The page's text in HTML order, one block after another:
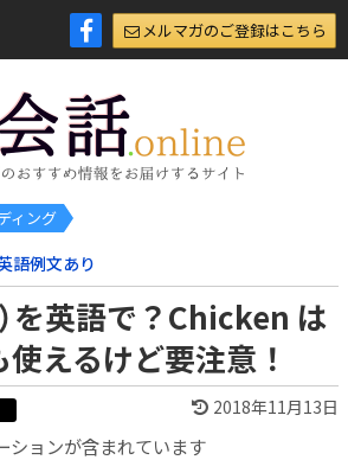
メルマガのご登録はこちら
ィング
語例文あり
を英語で？Chicken は
えるけど要注意！
2018年11月13日
ションが含まれています